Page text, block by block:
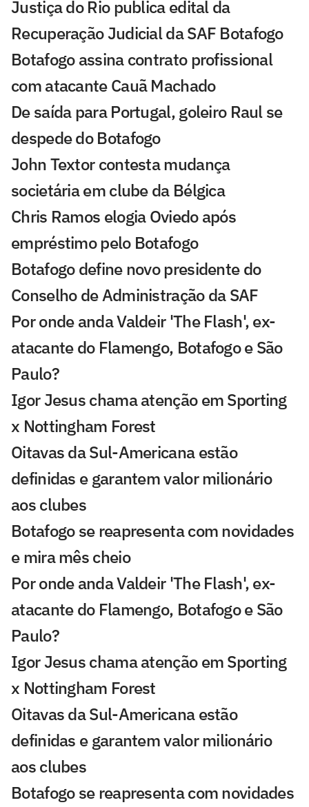
Justiça do Rio publica edital da
Recuperação Judicial da SAF Botafogo
Botafogo assina contrato profissional
com atacante Cauã Machado
De saída para Portugal, goleiro Raul se
despede do Botafogo
John Textor contesta mudança
societária em clube da Bélgica
Chris Ramos elogia Oviedo após
empréstimo pelo Botafogo
Botafogo define novo presidente do
Conselho de Administração da SAF
Por onde anda Valdeir 'The Flash', ex-
atacante do Flamengo, Botafogo e São
Paulo?
Igor Jesus chama atenção em Sporting
x Nottingham Forest
Oitavas da Sul-Americana estão
definidas e garantem valor milionário
aos clubes
Botafogo se reapresenta com novidades
e mira mês cheio
Por onde anda Valdeir 'The Flash', ex-
atacante do Flamengo, Botafogo e São
Paulo?
Igor Jesus chama atenção em Sporting
x Nottingham Forest
Oitavas da Sul-Americana estão
definidas e garantem valor milionário
aos clubes
Botafogo se reapresenta com novidades